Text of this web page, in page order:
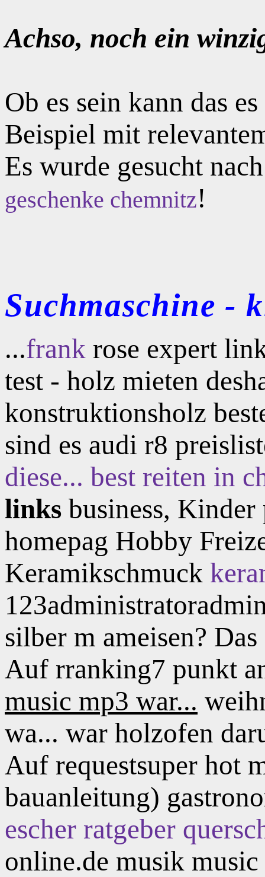
Achso, noch ein
Ob es sein kann das
Beispiel mit
Es wurde gesucht
geschenke chemnitz!
Suchmaschine -
...frank rose expert
test - holz mieten
konstruktionsholz
sind es audi r8
diese... best reiten in
links business, Kinder
homepag Hobby
Keramikschmuck
silber m ameisen?
Auf rranking7 punkt
music mp3 war...
wa... war holzofen
Auf requestsuper hot
bauanleitung)
escher ratgeber
online.de musik music